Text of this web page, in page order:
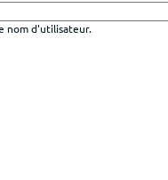
nom d'utilisateur.